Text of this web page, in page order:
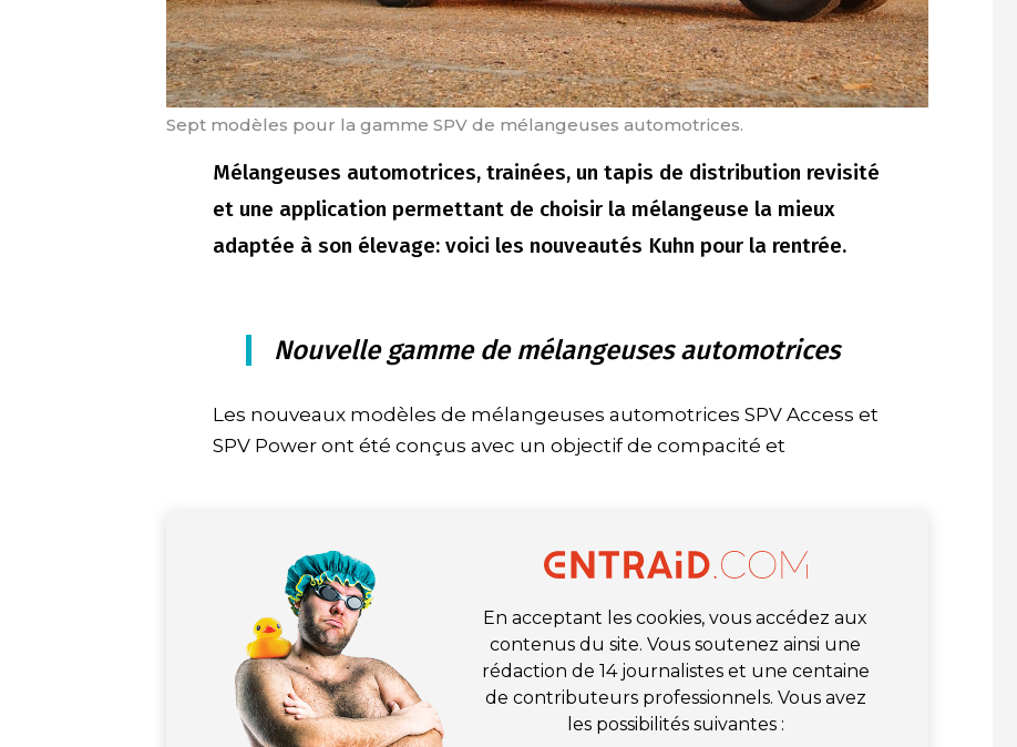
Sept modèles pour la gamme SPV de mélangeuses automotrices.
Mélangeuses automotrices, trainées, un tapis de distribution revisité
et une application permettant de choisir la mélangeuse la mieux
adaptée à son élevage: voici les nouveautés Kuhn pour la rentrée.
Nouvelle gamme de mélangeuses automotrices
Les nouveaux modèles de mélangeuses automotrices SPV Access et
SPV Power ont été conçus avec un objectif de compacité et
En acceptant les cookies, vous accédez aux
contenus du site. Vous soutenez ainsi une
rédaction de 14 journalistes et une centaine
de contributeurs professionnels. Vous avez
les possibilités suivantes :